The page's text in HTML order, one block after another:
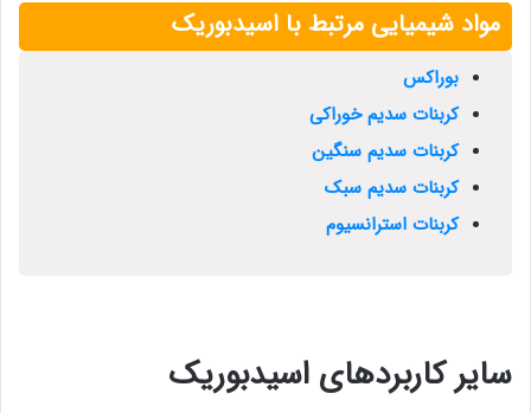
مواد شیمیایی مرتبط با اسیدبوریک
بوراکس
کربنات سدیم خوراکی
کربنات سدیم سنگین
کربنات سدیم سبک
کربنات استرانسیوم
سایر کاربردهای اسیدبوریک